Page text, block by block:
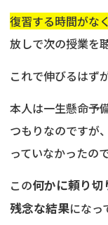
復習する時間がな
放しで次の授業を
これで伸びるはず
本人は一生懸命予
つもりなのですが
っていなかったの
この何かに頼り
残念な結果になっ